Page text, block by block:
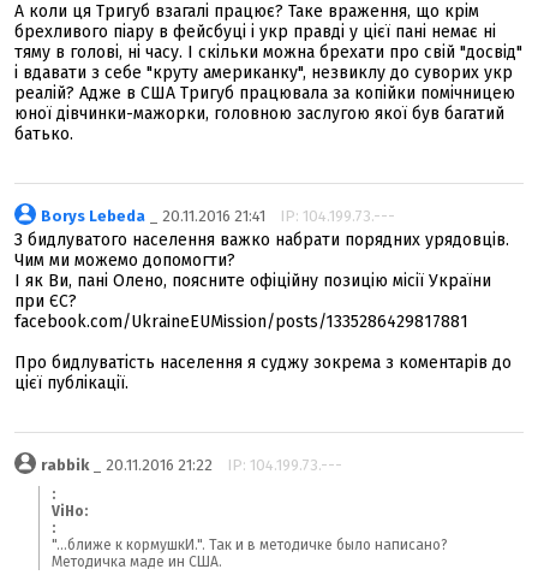
А коли ця Тригуб взагалі працює? Таке враження, що крім
брехливого піару в фейсбуці і укр правді у цієї пані немає ні
тяму в голові, ні часу. І скільки можна брехати про свій "досвід"
і вдавати з себе "круту американку", незвиклу до суворих укр
реалій? Адже в США Тригуб працювала за копійки помічницею
юної дівчинки-мажорки, головною заслугою якої був багатий
батько.
Borys Lebeda _ 20.11.2016 21:41 IP: 104.199.73.---
З бидлуватого населення важко набрати порядних урядовців.
Чим ми можемо допомогти?
І як Ви, пані Олено, поясните офіційну позицію місії України
при ЄС?
facebook.com/UkraineEUMission/posts/1335286429817881
Про бидлуватість населення я суджу зокрема з коментарів до
цієї публікації.
rabbik_ 20.11.2016 21:22 IP: 104.199.73.---
:
ViHo:
:
"...ближе к кормушкИ.". Так и в методичке было написано?
Методичка маде ин США.